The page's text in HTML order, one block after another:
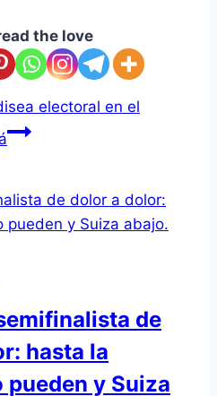
the love
electoral en el
de
hasta la
pueden y Suiza